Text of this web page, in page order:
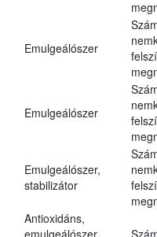
Emulgeálószer
Emulgeálószer
Emulgeálószer,
stabilizátor
Antioxidáns,
emulgeálószer,